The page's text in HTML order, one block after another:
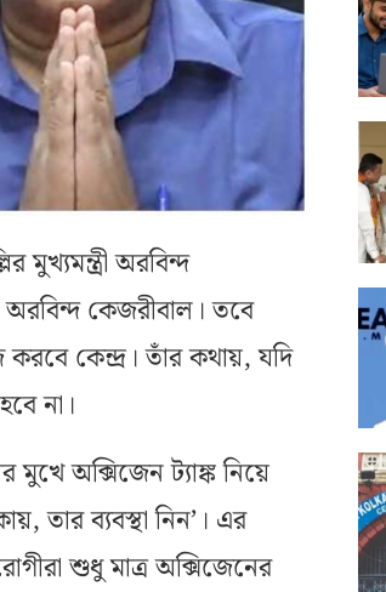
মুখ্যমন্ত্রী অরবিন্দ
কেজরীবাল। তবে
করবে কেন্দ্র। তাঁর কথায়, যদি
না।
মুখে অক্সিজেন ট্যাঙ্ক নিয়ে
তার ব্যবস্থা নিন’। এর
শুধু মাত্র অক্সিজেনের